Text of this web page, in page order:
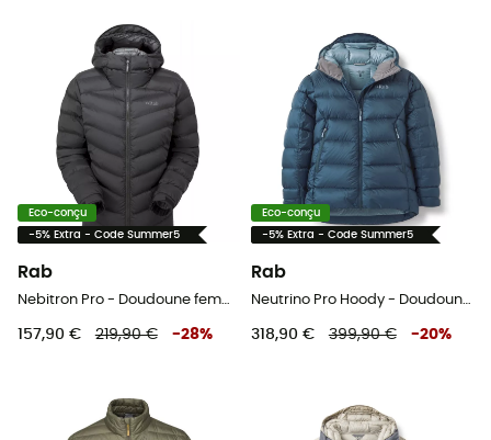
Eco-conçu
-5% Extra - Code Summer5
Rab
157,90 € 219,90 € -28%
Eco-conçu
-5% Extra - Code Summer5
Rab
318,90 € 399,90 € -20%